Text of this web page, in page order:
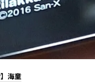
】海童